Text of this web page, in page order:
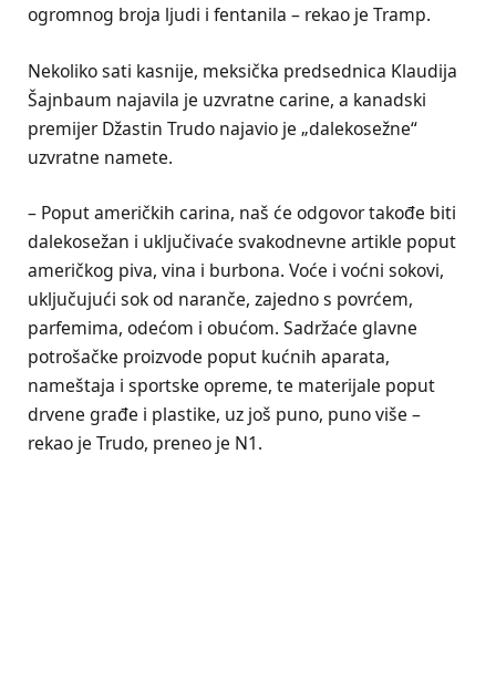
ogromnog broja ljudi i fentanila – rekao je Tramp.
Nekoliko sati kasnije, meksička predsednica Klaudija
Šajnbaum najavila je uzvratne carine, a kanadski
premijer Džastin Trudo najavio je „dalekosežne“
uzvratne namete.
– Poput američkih carina, naš će odgovor takođe biti
dalekosežan i uključivaće svakodnevne artikle poput
američkog piva, vina i burbona. Voće i voćni sokovi,
uključujući sok od naranče, zajedno s povrćem,
parfemima, odećom i obućom. Sadržaće glavne
potrošačke proizvode poput kućnih aparata,
nameštaja i sportske opreme, te materijale poput
drvene građe i plastike, uz još puno, puno više –
rekao je Trudo, preneo je N1.